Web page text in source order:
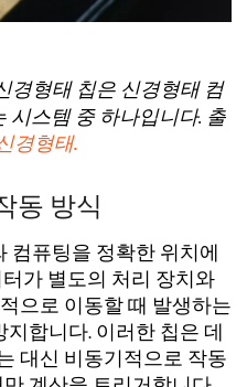
경형태 칩은 신경형태 컴
시스템 중 하나입니다. 출
경형태.
동 방식
컴퓨팅을 정확한 위치에
가 별도의 처리 장치와
으로 이동할 때 발생하는
지합니다. 이러한 칩은 데
대신 비동기적으로 작동